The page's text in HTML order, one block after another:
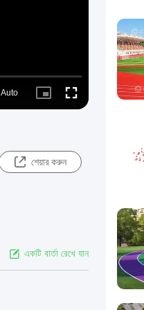
Auto
Picture- Fullscreen
শেয়ার করুন
একটি বার্তা রেখে যান